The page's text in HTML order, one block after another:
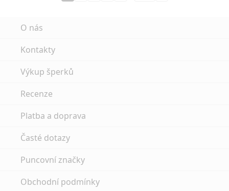
O nás
Kontakty
Výkup šperků
Recenze
Platba a doprava
Časté dotazy
Puncovní značky
Obchodní podmínky